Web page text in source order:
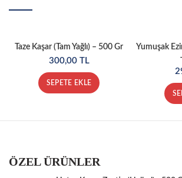
Taze Kaşar (Tam Yağlı) – 500 Gr
300,00 TL
SEPETE EKLE
Yumuşak
ÖZEL ÜRÜNLER